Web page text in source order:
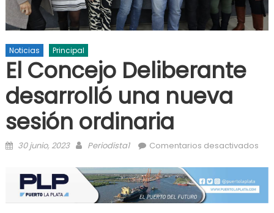
Noticias Principal
El Concejo Deliberante
desarrolló una nueva
sesión ordinaria
Posted on
30 junio, 2023 Author
Periodista1 Comentarios desactivados